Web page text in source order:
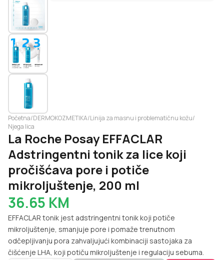
Početna/DERMOKOZMETIKA/Linija za masnu i problematičnu kožu/
Njega lica
La Roche Posay EFFACLAR
Adstringentni tonik za lice koji
pročišćava pore i potiče
mikroljuštenje, 200 ml
36.65 KM
EFFACLAR tonik jest adstringentni tonik koji potiče
mikroljuštenje, smanjuje pore i pomaže trenutnom
odčepljivanju pora zahvaljujući kombinaciji sastojaka za
čišćenje LHA, koji potiču mikroljuštenje i regulaciju sebuma.